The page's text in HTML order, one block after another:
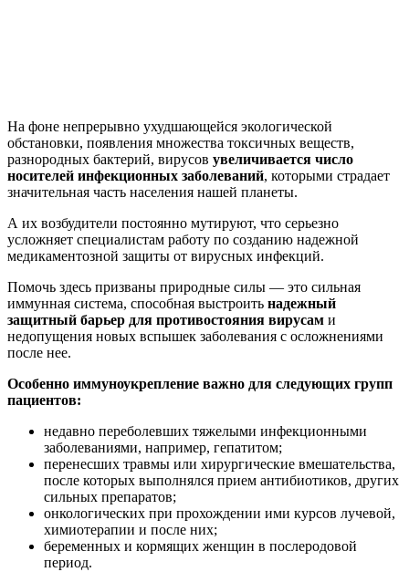
На фоне непрерывно ухудшающейся экологической
обстановки, появления множества токсичных веществ,
разнородных бактерий, вирусов увеличивается число
носителей инфекционных заболеваний, которыми страдает
значительная часть населения нашей планеты.
А их возбудители постоянно мутируют, что серьезно
усложняет специалистам работу по созданию надежной
медикаментозной защиты от вирусных инфекций.
Помочь здесь призваны природные силы — это сильная
иммунная система, способная выстроить надежный
защитный барьер для противостояния вирусам и
недопущения новых вспышек заболевания с осложнениями
после нее.
Особенно иммуноукрепление важно для следующих групп
пациентов:
недавно переболевших тяжелыми инфекционными
заболеваниями, например, гепатитом;
перенесших травмы или хирургические вмешательства,
после которых выполнялся прием антибиотиков, других
сильных препаратов;
онкологических при прохождении ими курсов лучевой,
химиотерапии и после них;
беременных и кормящих женщин в послеродовой
период.